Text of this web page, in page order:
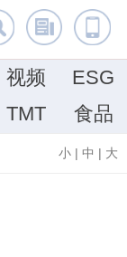
视频
ESG
TMT 食品
小 | 中 | 大